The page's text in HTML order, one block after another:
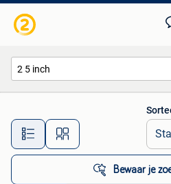
Alle
Bewaar je